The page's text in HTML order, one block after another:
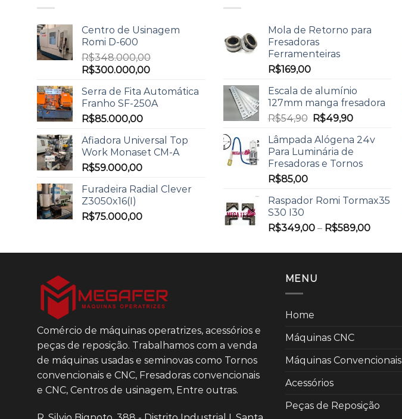
Centro de Usinagem
Romi D-600
R$348.000,00
R$300.000,00
Serra de Fita Automática
Franho SF-250A
R$85.000,00
Afiadora Universal Top
Work Monaset CM-A
R$59.000,00
Furadeira Radial Clever
Z3050x16(I)
R$75.000,00
Mola de Retorno para
Fresadoras
Ferramenteiras
R$169,00
Escala de alumínio
127mm manga fresadora
R$54,90 R$49,90
Lâmpada Alógena 24v
Para Luminária de
Fresadoras e Tornos
R$85,00
Raspador Romi Tormax35
S30 I30
R$349,00– R$589,00
Comércio de máquinas operatrizes, acessórios e
peças de reposição. Trabalhamos com a venda
de máquinas usadas e seminovas como Tornos
convencionais e CNC, Fresadoras convencionais
e CNC, Centros de usinagem, Entre outras.
MENU
Home
Máquinas CNC
Máquinas Convencionais
Acessórios
Peças de Reposição